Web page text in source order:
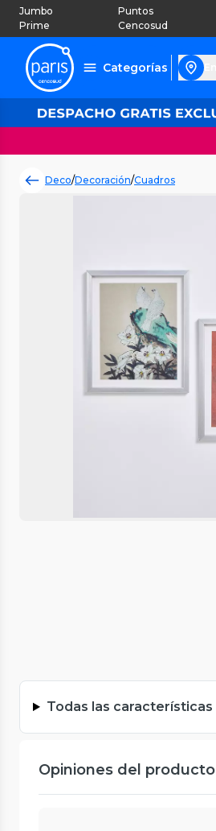
Jumbo
Prime
Puntos
Cencosud
Categorías
Deco/Decoración/Cuadros
Todas las características
Opiniones del producto